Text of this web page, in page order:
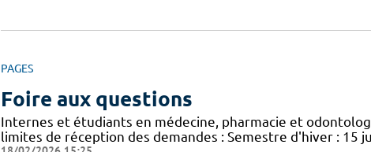
PAGES
Foire aux questions
Internes et étudiants en médecine, pharmacie et
limites de réception des demandes : Semestre d'hiver : 15